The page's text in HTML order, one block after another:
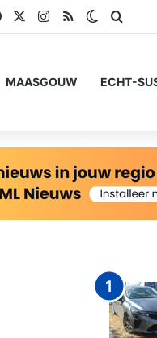
FacebookInstagram
RSS Switch
MAASGOUW ECHT-